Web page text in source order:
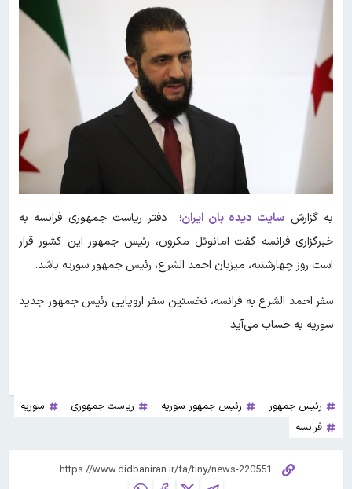
به گزارش سایت دیده بان ایران؛ دفتر ریاست جمهوری فرانسه به
خبرگزاری فرانسه گفت امانوئل مکرون، رئیس جمهور این کشور قرار
است روز چهارشنبه، میزبان احمد الشرع، رئیس جمهور سوریه باشد.
سفر احمد الشرع به فرانسه، نخستین سفر اروپایی رئیس جمهور جدید
سوریه به حساب می‌آید
رئیس جمهور رئیس جمهور سوریه ریاست جمهوری
سوریه
فرانسه